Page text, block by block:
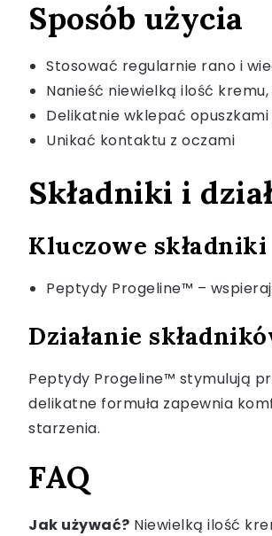
Sposób użycia
Stosować regularnie rano i
Nanieść niewielką ilość
Delikatnie wklepać
Unikać kontaktu z oczami
Składniki i
Kluczowe składniki
Peptydy Progeline™ –
Działanie
Peptydy Progeline™ stymulują
delikatne formuła zapewnia
starzenia.
FAQ
Jak używać? Niewielką ilość